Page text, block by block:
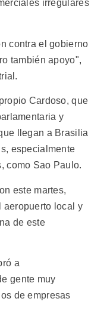
irregulares
contra el gobierno
también apoyo",
Cardoso, que
y
llegan a Brasilia
especialmente
como Sao Paulo.
este martes,
aeropuerto local y
de este
a
gente muy
de empresas